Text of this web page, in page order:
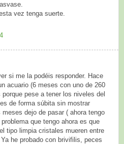
vez tenga suerte.
si me la podéis responder. Hace
acuario (6 meses con uno de 260
pese a tener los niveles del
de forma súbita sin mostrar
dejo de pasar ( ahora tengo
que tengo ahora es que
tipo limpia cristales mueren entre
he probado con brivifilis, peces